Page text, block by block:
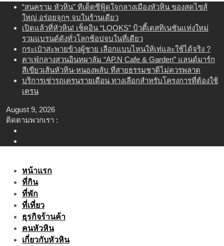
content
“สนคราม หัวหิน” ทีเด็ดซีฟู้ดใจกลางเมืองหัวหิน ของสดไซส์
ใหญ่ อร่อยจุกๆ จบในร้านเดียว
เปิดแล้วที่หัวหิน! เช็คอิน “LOOKS” บิวตี้เดสทิเนชันแห่งใหม่
รวมแบรนด์ดังทั่วโลกช้อปจบในที่เดียว
กระเป๋าสะพายข้างผู้ชาย เลือกแบบไหนให้เท่และใช้ได้จริง ?
คาเฟ่กลางสวนอินทผาลัม “AP.N Cafe & Garden” แลนด์มาร์ก
สีเขียวเส้นหัวหิน-หนองพลับ ที่สายธรรมชาติไม่ควรพลาด
บริการเช่ารถเครนรายเดือน ทางเลือกสำหรับโครงการที่ต้องใช้
เครน
August 9, 2026
ติดตามพวกเรา :
หน้าแรก
ที่กิน
ที่พัก
ที่เที่ยว
ธุรกิจร้านค้า
คนหัวหิน
เกี่ยวกับหัวหิน